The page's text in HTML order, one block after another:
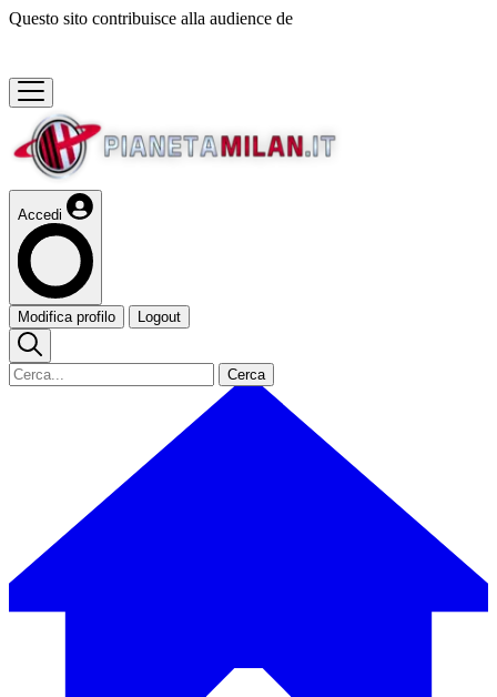
Questo sito contribuisce alla audience de
Accedi
Modifica profilo Logout
Cerca